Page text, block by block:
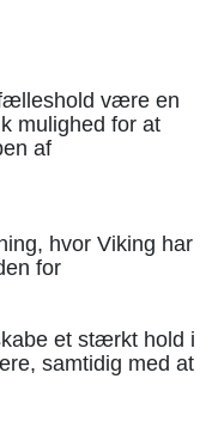
være en
mulighed for at
af
hvor Viking har
for
et stærkt hold i
samtidig med at